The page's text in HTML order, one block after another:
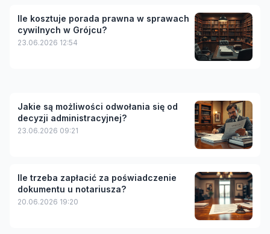
Ile kosztuje porada prawna w sprawach
cywilnych w Grójcu?
23.06.2026 12:54
Jakie są możliwości odwołania się od
decyzji administracyjnej?
23.06.2026 09:21
Ile trzeba zapłacić za poświadczenie
dokumentu u notariusza?
20.06.2026 19:20